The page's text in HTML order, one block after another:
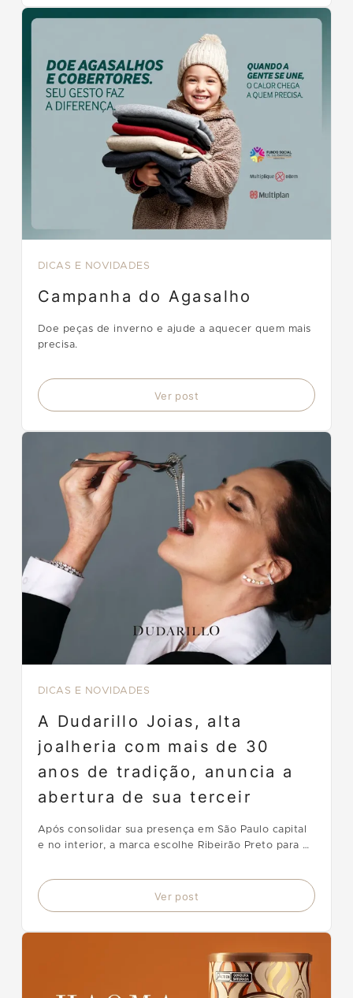
DICAS E NOVIDADES
Campanha do Agasalho
Doe peças de inverno e ajude a aquecer quem mais
precisa.
Ver post
DICAS E NOVIDADES
A Dudarillo Joias, alta
joalheria com mais de 30
anos de tradição, anuncia a
abertura de sua terceir
Após consolidar sua presença em São Paulo capital
e no interior, a marca escolhe Ribeirão Preto para o
Ver post